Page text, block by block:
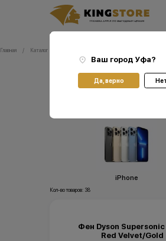
Ваш город:
Ваш город Уфа?
Да, верно
Главная Каталог
Dyson
iPhone
Кол-во товаров: 38
Фен Dyson Supersonic
Red Velvet/Gold